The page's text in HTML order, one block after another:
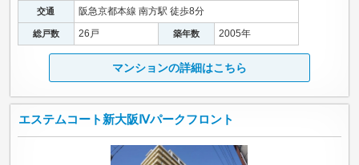
交通 阪急京都本線 南方駅 徒歩8分
総戸数 26戸 築年数 2005年
マンションの詳細はこちら
エステムコート新大阪Ⅳパークフロント